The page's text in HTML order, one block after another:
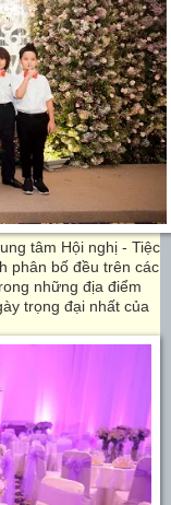
tâm Hội nghị - Tiệc
phân bố đều trên các
những địa điểm
trọng đại nhất của